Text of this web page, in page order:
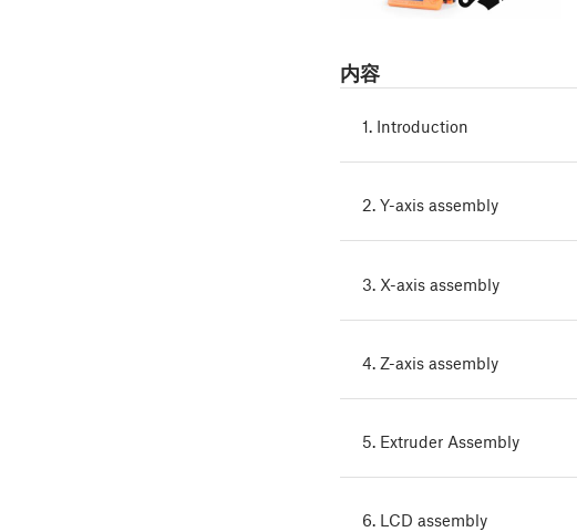
内容
1. Introduction
2. Y-axis assembly
3. X-axis assembly
4. Z-axis assembly
5. Extruder Assembly
6. LCD assembly